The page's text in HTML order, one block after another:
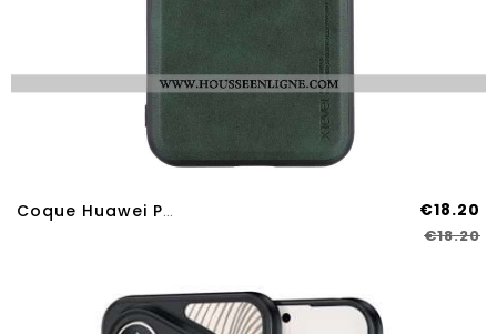
Coque Huawei Pura 80 Pro Bojue-3 Series X-LEVE €18.20
€18.20